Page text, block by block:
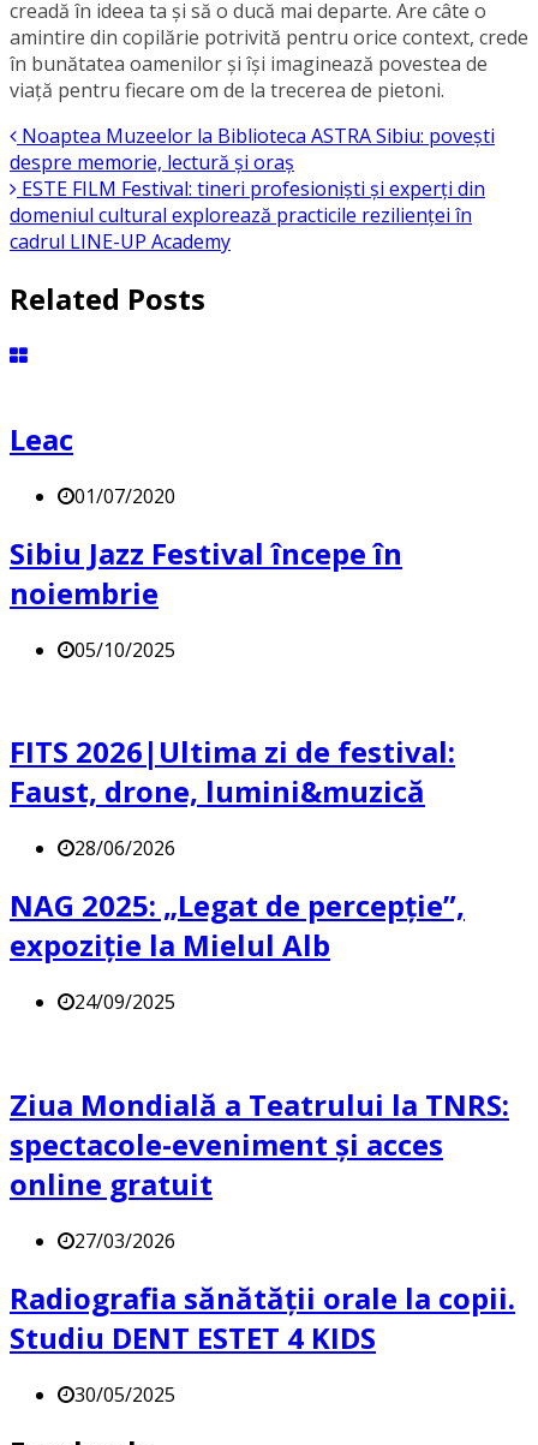
creadă în ideea ta și să o ducă mai departe. Are câte o
amintire din copilărie potrivită pentru orice context, crede
în bunătatea oamenilor și își imaginează povestea de
viață pentru fiecare om de la trecerea de pietoni.
Noaptea Muzeelor la Biblioteca ASTRA Sibiu: povești
despre memorie, lectură și oraș
ESTE FILM Festival: tineri profesioniști și experți din
domeniul cultural explorează practicile rezilienței în
cadrul LINE-UP Academy
Related Posts
Leac
01/07/2020
Sibiu Jazz Festival începe în
noiembrie
05/10/2025
FITS 2026|Ultima zi de festival:
Faust, drone, lumini&muzică
28/06/2026
NAG 2025: „Legat de percepție”,
expoziție la Mielul Alb
24/09/2025
Ziua Mondială a Teatrului la TNRS:
spectacole-eveniment și acces
online gratuit
27/03/2026
Radiografia sănătății orale la copii.
Studiu DENT ESTET 4 KIDS
30/05/2025